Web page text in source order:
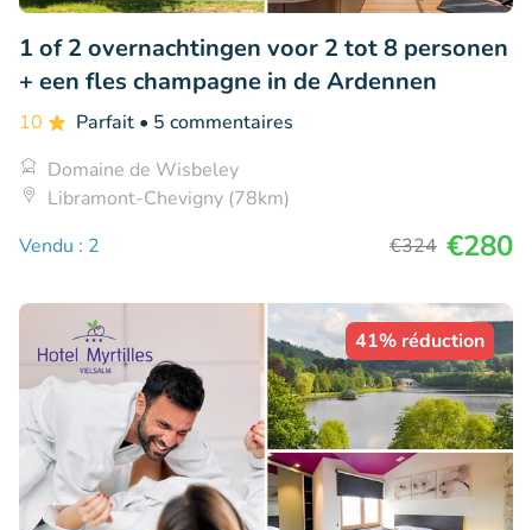
1 of 2 overnachtingen voor 2 tot 8 personen
+ een fles champagne in de Ardennen
10 Parfait • 5 commentaires
Domaine de Wisbeley
Libramont-Chevigny (78km)
Vendu : 2
€324 €280
41% réduction